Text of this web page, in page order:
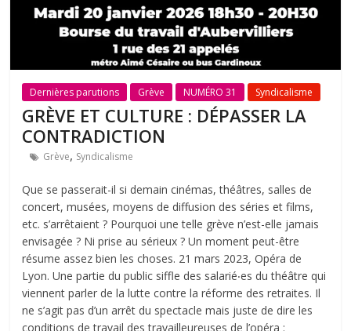
Dernières parutions Grève NUMÉRO 31 Syndicalisme
GRÈVE ET CULTURE : DÉPASSER LA
CONTRADICTION
Grève, Syndicalisme
Que se passerait-il si demain cinémas, théâtres, salles de
concert, musées, moyens de diffusion des séries et films,
etc. s’arrêtaient ? Pourquoi une telle grève n’est-elle jamais
envisagée ? Ni prise au sérieux ? Un moment peut-être
résume assez bien les choses. 21 mars 2023, Opéra de
Lyon. Une partie du public siffle des salarié‧es du théâtre qui
viennent parler de la lutte contre la réforme des retraites. Il
ne s’agit pas d’un arrêt du spectacle mais juste de dire les
conditions de travail des travailleureuses de l’opéra :